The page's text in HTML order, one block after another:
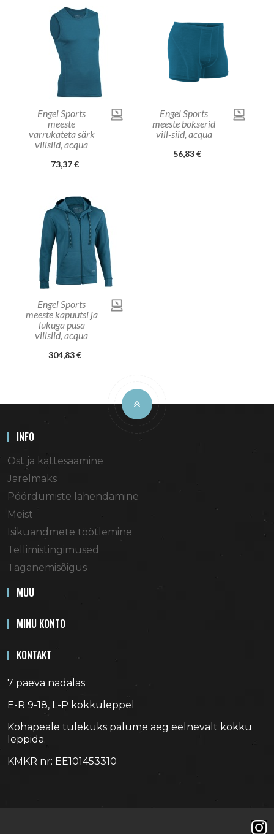
Engel Sports
meeste
varrukateta särk
villsiid, acqua
73,37 €
Engel Sports
meeste bokserid
vill-siid, acqua
56,83 €
Engel Sports
meeste kapuutsi ja
lukuga pusa
villsiid, acqua
304,83 €
INFO
Ost ja kättesaamine
Järelmaks
Pöördumiste lahendamine
Meist
Isikuandmete töötlemine
Tellimistingimused
Taganemisõigus
MUU
MINU KONTO
KONTAKT
7 päeva nädalas
E-R 9-18, L-P kokkuleppel
Kohapeale tulekuks palume aeg eelnevalt kokku
leppida.
KMKR nr: EE101453310